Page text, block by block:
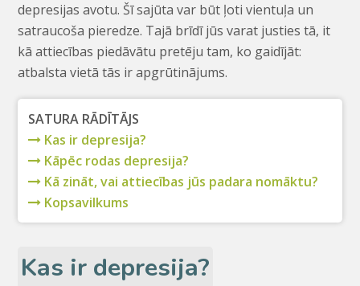
depresijas avotu. Šī sajūta var būt ļoti vientuļa un
satraucoša pieredze. Tajā brīdī jūs varat justies tā, it
kā attiecības piedāvātu pretēju tam, ko gaidījāt:
atbalsta vietā tās ir apgrūtinājums.
SATURA RĀDĪTĀJS
Kas ir depresija?
Kāpēc rodas depresija?
Kā zināt, vai attiecības jūs padara nomāktu?
Kopsavilkums
Kas ir depresija?